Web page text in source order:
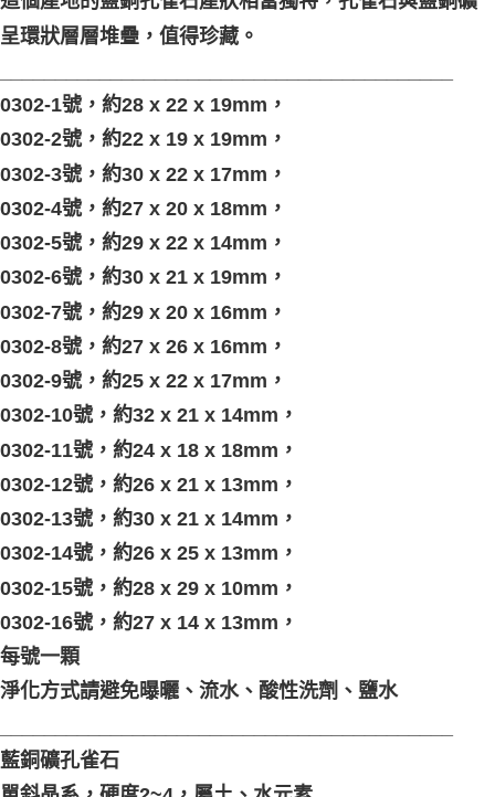
呈環狀層層堆疊，值得珍藏。
0302-1號，約28 x 22 x 19mm，
0302-2號，約22 x 19 x 19mm，
0302-3號，約30 x 22 x 17mm，
0302-4號，約27 x 20 x 18mm，
0302-5號，約29 x 22 x 14mm，
0302-6號，約30 x 21 x 19mm，
0302-7號，約29 x 20 x 16mm，
0302-8號，約27 x 26 x 16mm，
0302-9號，約25 x 22 x 17mm，
0302-10號，約32 x 21 x 14mm，
0302-11號，約24 x 18 x 18mm，
0302-12號，約26 x 21 x 13mm，
0302-13號，約30 x 21 x 14mm，
0302-14號，約26 x 25 x 13mm，
0302-15號，約28 x 29 x 10mm，
0302-16號，約27 x 14 x 13mm，
每號一顆
淨化方式請避免曝曬、流水、酸性洗劑、鹽水
藍銅礦孔雀石